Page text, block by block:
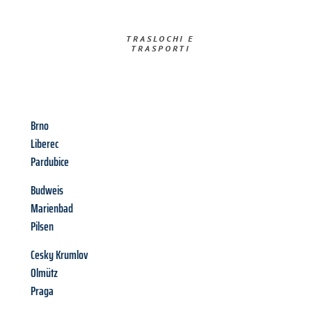
TRASLOCHI E
TRASPORTI​
Brno
Liberec
Pardubice
Budweis
Marienbad
Pilsen
Cesky Krumlov
Olmütz
Praga